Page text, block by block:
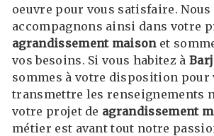
oeuvre pour vous satisfaire. Nous
accompagnons ainsi dans votre
agrandissement maisonet
vos besoins. Si vous habitez à
sommes à votre disposition pour
transmettre les renseignements
votre projet de agrandissement
métier est avant tout notre